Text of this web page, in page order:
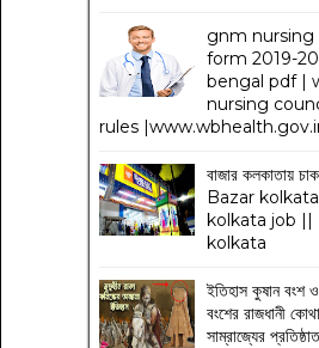
gnm nursing
form 2019-
bengal pdf |
nursing
rules
বাজার কলকাতায়
Bazar
kolkata job ||
kolkata
ইতিহাস কুষান বংশ
বংশের রাজধানী
সাম্রাজ্যের